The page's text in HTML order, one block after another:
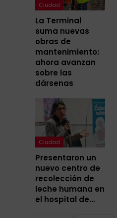
Ciudad
La Terminal
suma nuevas
obras de
mantenimiento:
ahora avanzan
sobre las
dársenas
Ciudad
Presentaron un
nuevo centro de
recolección de
leche humana en
el hospital de…